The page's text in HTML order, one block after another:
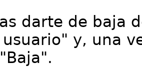
darte de baja
usuario" y, una